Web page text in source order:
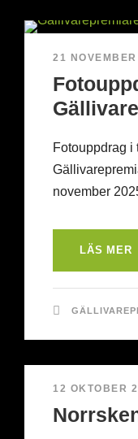
21
Fotouppdrag i
november
LÄS MER
12 OKTOBER